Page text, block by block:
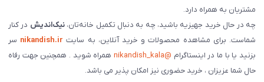
مشتریان به همراه دارد.
چه در حال خرید جهیزیه باشید، چه به دنبال تکمیل خانه‌تان،نیک‌اندیش در کنار
شماست. برای مشاهده محصولات و خرید آنلاین، به سایت nikandish.ir سر
بزنید یا با ما در اینستاگرام @nikandish_kala
همراه شوید . همچنین جهت رفاه
حال شما عزیزان ، خرید حضوری نیز امکان پذیر می باشد.